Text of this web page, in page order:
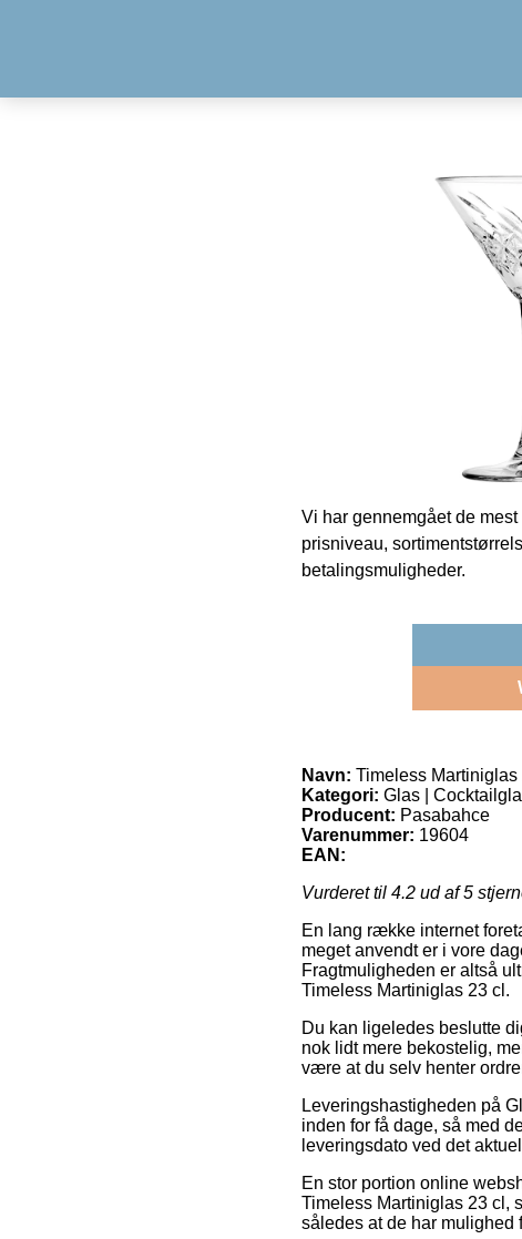
Vi har gennemgået de
prisniveau,
betalingsmuligheder.
Navn: Timeless Martiniglas
Kategori: Glas |
Producent: Pasabahce
Varenummer: 19604
EAN:
Vurderet til 4.2 ud af 5
En lang række internet
meget anvendt er i vore
Fragtmuligheden er altså
Timeless Martiniglas 23 cl.
Du kan ligeledes beslutte
nok lidt mere bekostelig,
være at du selv henter
Leveringshastigheden på
inden for få dage, så med
leveringsdato ved det
En stor portion online
Timeless Martiniglas 23 cl,
således at de har mulighed